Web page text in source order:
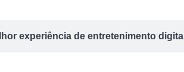
experiência de entretenimento digital